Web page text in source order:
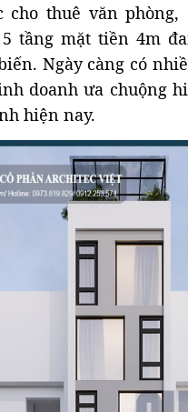
cho thuê văn phòng,
tầng mặt tiền 4m
Ngày càng có
doanh ưa chuộng
hiện nay.